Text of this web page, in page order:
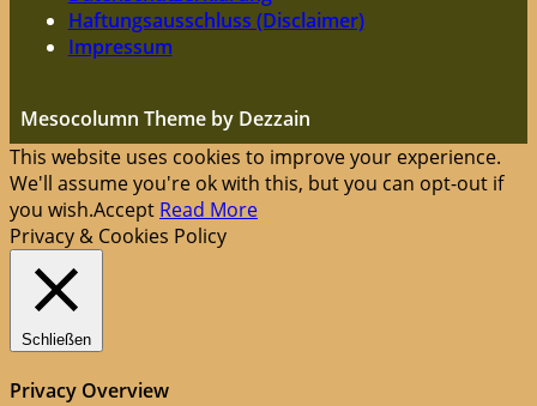
Haftungsausschluss (Disclaimer)
Impressum
Mesocolumn Theme by Dezzain
This website uses cookies to improve your experience.
We'll assume you're ok with this, but you can opt-out if
you wish.Accept Read More
Privacy & Cookies Policy
Schließen
Privacy Overview